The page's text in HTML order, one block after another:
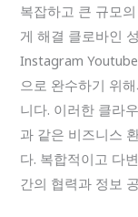
복잡하고 큰 규모
게 해결 클로바인
Instagram
으로 완수하기 위
니다. 이러한 클라
과 같은 비즈니스
다. 복합적이고 다
간의 협력과 정보
의
프
로
젝
트
관
리,
클